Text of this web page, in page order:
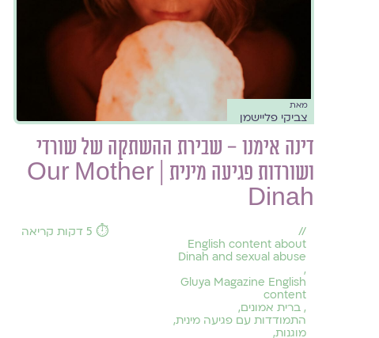
מאת
צביקי פליישמן
דינה אימנו – שבירת ההשתקה של שורדי
ושורדות פגיעה מינית | Our Mother
Dinah
//
English content about
Dinah and sexual abuse
,
Gluya Magazine English
content
, ברית אמונים,
התמודדות עם פגיעה מינית,
מוגנות,
⏱️ 5 דקות קריאה